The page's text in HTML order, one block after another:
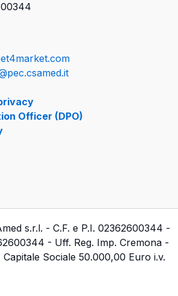
Officer (DPO)
s.r.l. - C.F. e P.I. 02362600344 -
- Uff. Reg. Imp. Cremona -
Capitale Sociale 50.000,00 Euro i.v.